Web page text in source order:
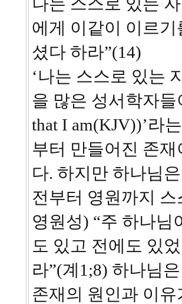
에게 이같이 이르
셨다 하라”(14)
‘나는 스스로 있는
을 많은 성서학자
that I am(KJV))’라
부터 만들어진 존
다. 하지만 하나님
전부터 영원까지
영원성) “주 하나님
도 있고 전에도 있
라”(계1;8) 하나님
존재의 원인과 이